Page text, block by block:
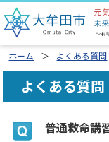
ホーム よくある質問
よくある質問
普通救命講